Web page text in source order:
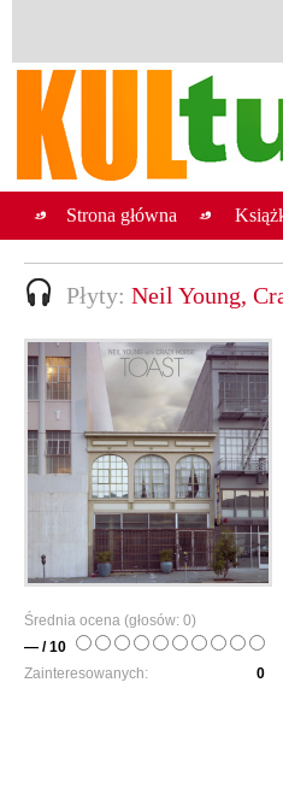
Strona główna
Płyty: Neil Young,
Średnia ocena (głosów: 0)
— / 10
0
Zainteresowanych: